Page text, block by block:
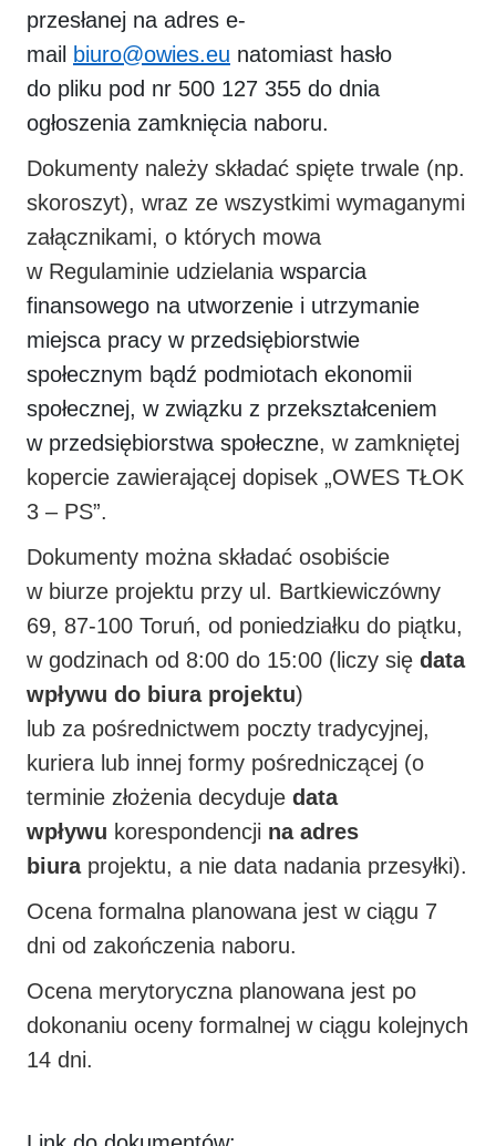
przesłanej na adres e-
mail
biuro@owies.eu natomiast hasło
do pliku pod nr 500 127 355 do dnia
ogłoszenia zamknięcia naboru.
Dokumenty należy składać spięte trwale (np.
skoroszyt), wraz ze wszystkimi wymaganymi
załącznikami, o których mowa
w Regulaminie udzielania wsparcia
finansowego na utworzenie i utrzymanie
miejsca pracy w przedsiębiorstwie
społecznym bądź podmiotach ekonomii
społecznej, w związku z przekształceniem
w przedsiębiorstwa społeczne, w zamkniętej
kopercie zawierającej dopisek „OWES TŁOK
3 – PS”.
Dokumenty można składać osobiście
w biurze projektu przy ul. Bartkiewiczówny
69, 87-100 Toruń, od poniedziałku do piątku,
w godzinach od 8:00 do 15:00 (liczy się data
wpływu do biura projektu)
lub za pośrednictwem poczty tradycyjnej,
kuriera lub innej formy pośredniczącej (o
terminie złożenia decyduje data
wpływu korespondencji na adres
biuraprojektu, a nie data nadania przesyłki).
Ocena formalna planowana jest w ciągu 7
dni od zakończenia naboru.
Ocena merytoryczna planowana jest po
dokonaniu oceny formalnej w ciągu kolejnych
14 dni.